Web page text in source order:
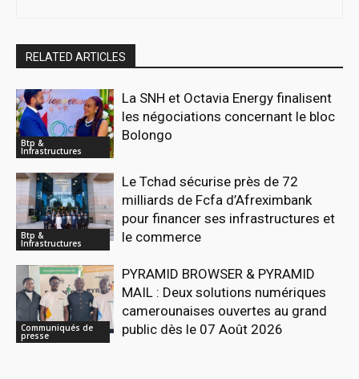
RELATED ARTICLES
Btp &
Infrastructures
La SNH et Octavia Energy finalisent
les négociations concernant le bloc
Bolongo
Btp &
Infrastructures
Le Tchad sécurise près de 72
milliards de Fcfa d’Afreximbank
pour financer ses infrastructures et
le commerce
Communiqués de
presse
PYRAMID BROWSER & PYRAMID
MAIL : Deux solutions numériques
camerounaises ouvertes au grand
public dès le 07 Août 2026